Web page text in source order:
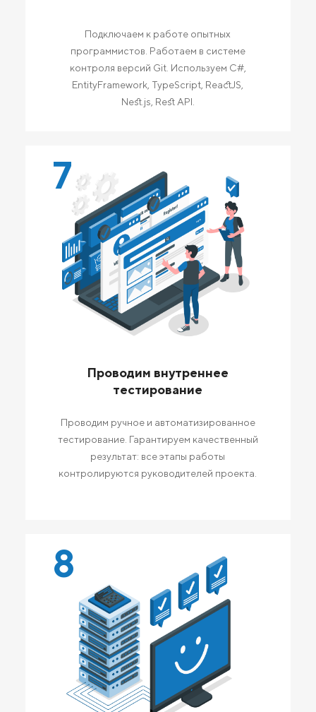
Подключаем к работе опытных
программистов. Работаем в системе
контроля версий Git. Используем C#,
EntityFramework, TypeScript, ReactJS,
Nest.js, Rest API.
7
Проводим внутреннее
тестирование
Проводим ручное и автоматизированное
тестирование. Гарантируем качественный
результат: все этапы работы
контролируются руководителей проекта.
8